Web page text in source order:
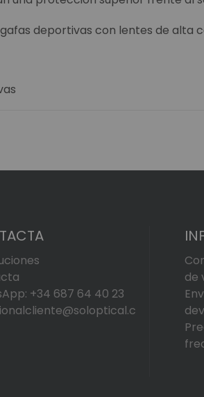
deportivas con lentes de
+34 687 64 40 23
de